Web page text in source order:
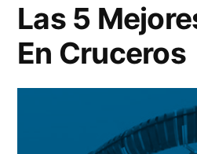
Las 5
En Cruceros